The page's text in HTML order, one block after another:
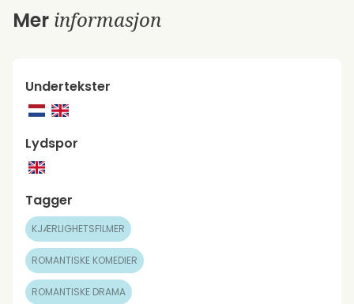
Mer informasjon
Undertekster
Lydspor
Tagger
KJÆRLIGHETSFILMER
ROMANTISKE KOMEDIER
ROMANTISKE DRAMA